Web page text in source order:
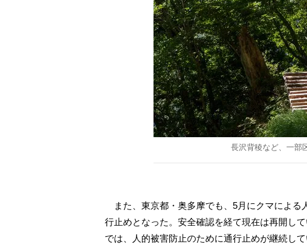
長沢背稜など、一部
また、東京都・奥多摩でも、5月にクマによる
行止めとなった。安全確認を経て現在は再開し
では、人的被害防止のために通行止めが継続し